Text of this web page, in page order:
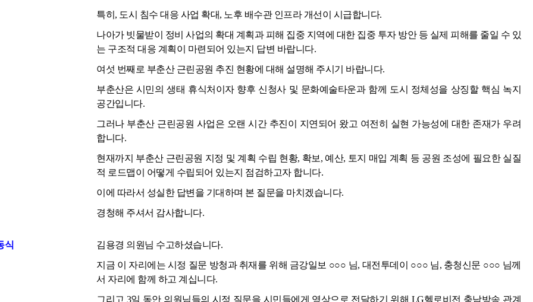
특히, 도시 침수 대응 사업 확대, 노후 배수관 인프라 개선이 시급합니다.
나아가 빗물받이 정비 사업의 확대 계획과 피해 집중 지역에 대한 집중 투자 방안 등 실제 피해를 줄일 수 있
는 구조적 대응 계획이 마련되어 있는지 답변 바랍니다.
여섯 번째로 부춘산 근린공원 추진 현황에 대해 설명해 주시기 바랍니다.
부춘산은 시민의 생태 휴식처이자 향후 신청사 및 문화예술타운과 함께 도시 정체성을 상징할 핵심 녹지
공간입니다.
그러나 부춘산 근린공원 사업은 오랜 시간 추진이 지연되어 왔고 여전히 실현 가능성에 대한 존재가 우려
합니다.
현재까지 부춘산 근린공원 지정 및 계획 수립 현황, 확보, 예산, 토지 매입 계획 등 공원 조성에 필요한 실질
적 로드맵이 어떻게 수립되어 있는지 점검하고자 합니다.
이에 따라서 성실한 답변을 기대하며 본 질문을 마치겠습니다.
경청해 주셔서 감사합니다.
식
김용경 의원님 수고하셨습니다.
지금 이 자리에는 시정 질문 방청과 취재를 위해 금강일보 ○○○ 님, 대전투데이 ○○○ 님, 충청신문 ○○○ 님께
서 자리에 함께 하고 계십니다.
그리고 3일 동안 의원님들의 시정 질문을 시민들에게 영상으로 전달하기 위해 LG헬로비전 충남방송 관계